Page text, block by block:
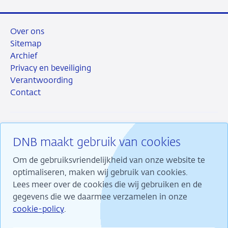
DNB maakt gebruik van cookies
Om de gebruiksvriendelijkheid van onze website te
optimaliseren, maken wij gebruik van cookies.
Lees meer over de cookies die wij gebruiken en de
gegevens die we daarmee verzamelen in onze
cookie-policy.
Over ons
Sitemap
Archief
Privacy en beveiliging
Verantwoording
Contact
RSS InstagramLinkedin
X
Wij maken ons sterk voor financiële stabiliteit en
dragen daarmee bij aan duurzame welvaart in